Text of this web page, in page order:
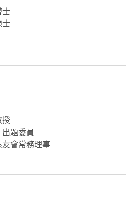
士
士
授
題委員
友會常務理事